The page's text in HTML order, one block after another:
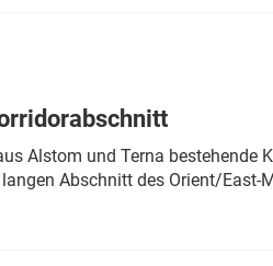
Alstom und Terna bestehende
Abschnitt des Orient/East-